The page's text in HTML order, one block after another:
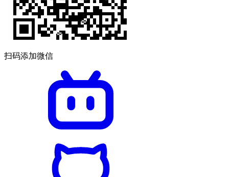
扫码添加微信